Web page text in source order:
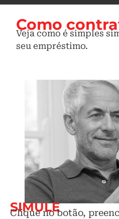
Como
Veja como é simples
seu empréstimo.
SIMULE
Clique no botão,